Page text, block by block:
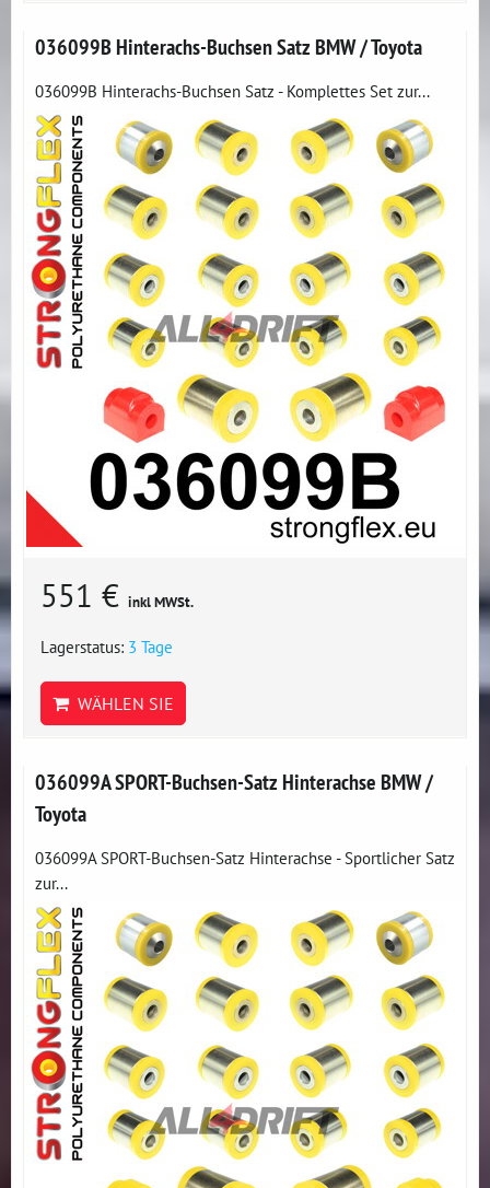
036099B Hinterachs-Buchsen Satz BMW / Toyota
036099B Hinterachs-Buchsen Satz - Komplettes Set zur...
551 € inkl MWSt.
Lagerstatus: 3 Tage
WÄHLEN SIE
036099A SPORT-Buchsen-Satz Hinterachse BMW /
Toyota
036099A SPORT-Buchsen-Satz Hinterachse - Sportlicher Satz
zur...